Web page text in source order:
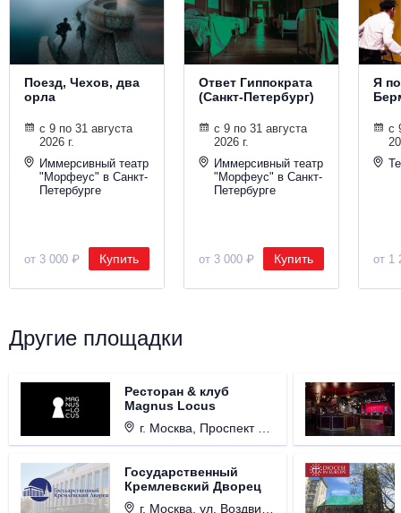
Поезд, Чехов, два
орла
с 9 по 31 августа
2026 г.
Иммерсивный театр
"Морфеус" в Санкт-
Петербурге
от 3 000 ₽ Купить
Ответ Гиппократа
(Санкт-Петербург)
с 9 по 31 августа
2026 г.
Иммерсивный театр
"Морфеус" в Санкт-
Петербурге
от 3 000 ₽ Купить
Я
с
от 1
Другие площадки
Ресторан & клуб
Magnus Locus
г. Москва, Проспект Мира, д. 12, стр. 9.
Государственный
Кремлевский Дворец
г. Москва, ул. Воздвиженка, д. 1, Кремль.